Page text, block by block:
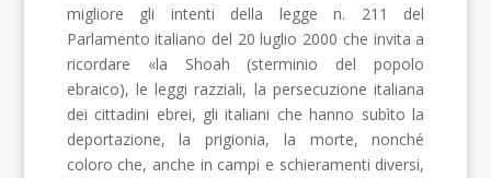
migliore gli intenti della legge n. 211 del
Parlamento italiano del 20 luglio 2000 che invita a
ricordare «la Shoah (sterminio del popolo
ebraico), le leggi razziali, la persecuzione italiana
dei cittadini ebrei, gli italiani che hanno subìto la
deportazione, la prigionia, la morte, nonché
coloro che, anche in campi e schieramenti diversi,